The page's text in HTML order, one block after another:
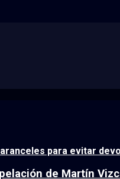
para evitar
de Martín